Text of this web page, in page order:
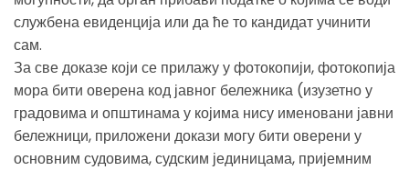
службена евиденција или да ће то кандидат учинити
сам.
За све доказе који се прилажу у фотокопији, фотокопија
мора бити оверена код јавног бележника (изузетно у
градовима и општинама у којима нису именовани јавни
бележници, приложени докази могу бити оверени у
основним судовима, судским јединицама, пријемним